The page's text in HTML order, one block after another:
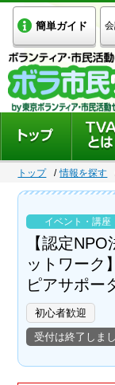
簡単ガイド
トップ 情報を探す
イベント・講座
【認定
ットワーク】
ピアサポー
初心者歓迎
受付は終了しま